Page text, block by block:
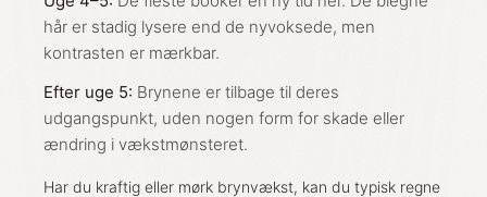
hår er stadig lysere end de nyvoksede, men
kontrasten er mærkbar.
Efter uge 5: Brynene er tilbage til deres
udgangspunkt, uden nogen form for skade eller
ændring i vækstmønsteret.
Har du kraftig eller mørk brynvækst, kan du typisk regne